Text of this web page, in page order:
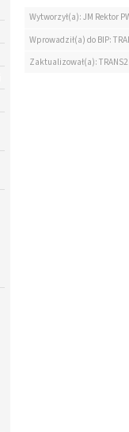
Wytworzył(a): JM Rektor
Wprowadził(a) do BIP:
Zaktualizował(a):